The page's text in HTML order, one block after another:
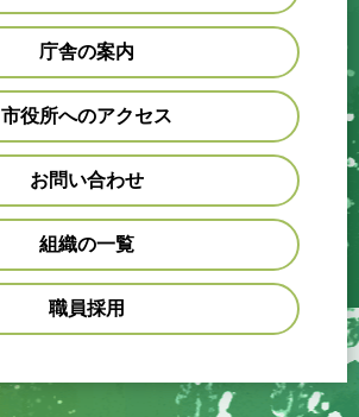
庁舎の案内
市役所へのアクセス
お問い合わせ
組織の一覧
職員採用